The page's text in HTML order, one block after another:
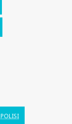
POLISI